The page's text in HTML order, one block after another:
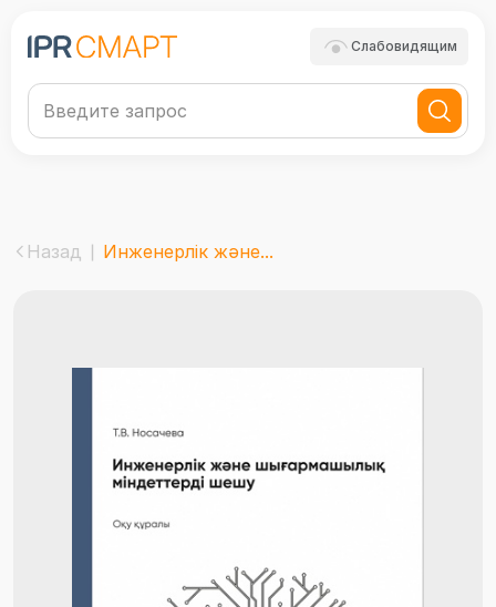
Слабовидящим
Назад Инженерлік және...